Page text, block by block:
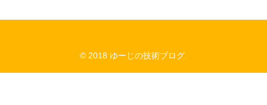
© 2018 ゆーじの技術ブログ.